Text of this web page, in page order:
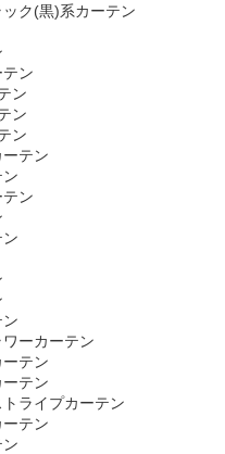
ク(黒)系カーテン
ン
ン
ン
ン
テン
ン
ーカーテン
テン
テン
ライプカーテン
テン